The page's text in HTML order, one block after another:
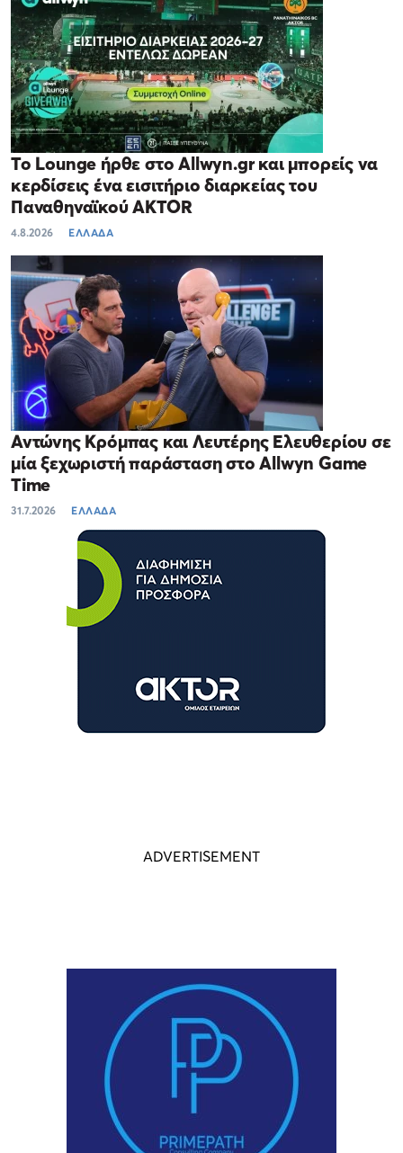
Το Lounge ήρθε στο Allwyn.gr και μπορείς να
κερδίσεις ένα εισιτήριο διαρκείας του
Παναθηναϊκού AKTOR
4.8.2026 ΕΛΛΑΔΑ
Αντώνης Κρόμπας και Λευτέρης Ελευθερίου σε
μία ξεχωριστή παράσταση στο Allwyn Game
Time
31.7.2026 ΕΛΛΑΔΑ